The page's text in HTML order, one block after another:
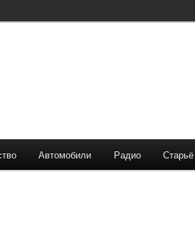
Автомобили Радио Старьё